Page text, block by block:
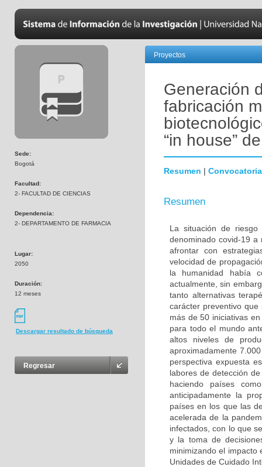
Sede:
Bogotá
Facultad:
2- FACULTAD DE CIENCIAS
Dependencia:
2- DEPARTAMENTO DE FARMACIA
Lugar:
2050
Duración:
12 meses
Descargar resultado de búsqueda
Regresar
Proyectos
Generación
fabricación
“in house”
Resumen | Convocatoria
Resumen
La situación de
denominado covid-19
afrontar con
velocidad de
la humanidad había
actualmente, sin
tanto alternativas
carácter preventivo
más de 50 iniciativas
para todo el mundo
altos niveles de
aproximadamente
perspectiva expuesta
labores de detección
haciendo países
anticipadamente la
países en los que las
acelerada de la
infectados, con lo que
y la toma de
minimizando el impacto
Unidades de Cuidado